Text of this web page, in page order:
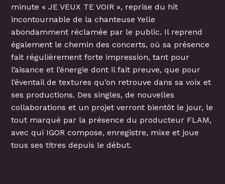
minute « JE VEUX TE VOIR », reprise du hit
incontournable de la chanteuse Yelle
abondamment réclamée par le public. Il reprend
également le chemin des concerts, où sa présence
fait régulièrement forte impression, tant pour
l’aisance et l’énergie dont il fait preuve, que pour
l’éventail de textures qu’on retrouve dans sa voix et
ses productions. Des singles, de nouvelles
collaborations et un projet verront bientôt le jour, le
tout marqué par la présence du producteur FLAM,
avec qui IGOR compose, enregistre, mixe et joue
tous ses titres depuis le début.